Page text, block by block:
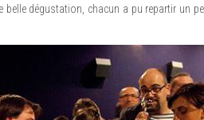
belle dégustation, chacun a pu repartir un